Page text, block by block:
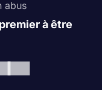
abus
à être